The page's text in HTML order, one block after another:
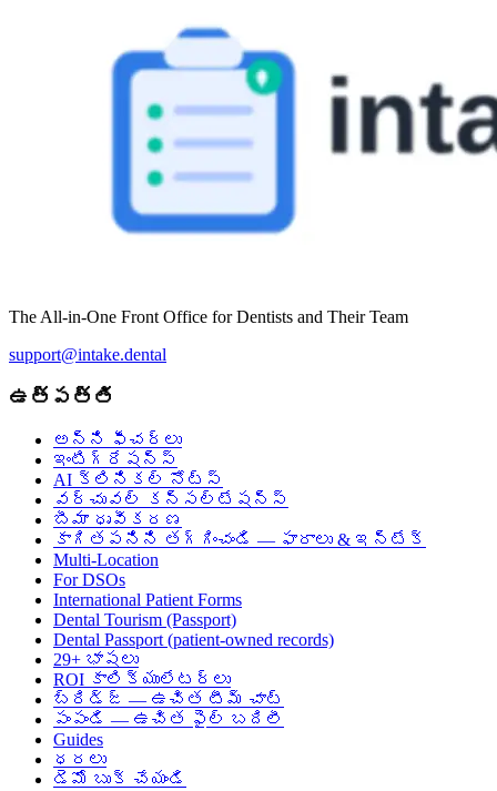
The All-in-One Front Office for Dentists and Their Team
support@intake.dental
ఉత్పత్తి
అన్ని ఫీచర్లు
ఇంటిగ్రేషన్స్
AI క్లినికల్ నోట్స్
వర్చువల్ కన్సల్టేషన్స్
బీమా ధృవీకరణ
కాగితపనిని తగ్గించండి — ఫారాలు & ఇన్‌టేక్
Multi-Location
For DSOs
International Patient Forms
Dental Tourism (Passport)
Dental Passport (patient-owned records)
29+ భాషలు
ROI కాలిక్యులేటర్లు
బ్రిడ్జ్ — ఉచిత టీమ్ చాట్
పంపండి — ఉచిత ఫైల్ బదిలీ
Guides
ధరలు
డెమో బుక్ చేయండి